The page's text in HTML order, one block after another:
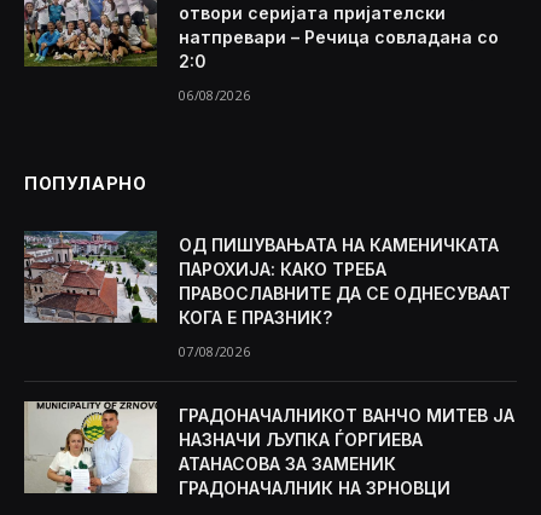
отвори серијата пријателски
натпревари – Речица совладана со
2:0
06/08/2026
ПОПУЛАРНО
ОД ПИШУВАЊАТА НА КАМЕНИЧКАТА
ПАРОХИЈА: КАКО ТРЕБА
ПРАВОСЛАВНИТЕ ДА СЕ ОДНЕСУВААТ
КОГА Е ПРАЗНИК?
07/08/2026
ГРАДОНАЧАЛНИКОТ ВАНЧО МИТЕВ ЈА
НАЗНАЧИ ЉУПКА ЃОРГИЕВА
АТАНАСОВА ЗА ЗАМЕНИК
ГРАДОНАЧАЛНИК НА ЗРНОВЦИ